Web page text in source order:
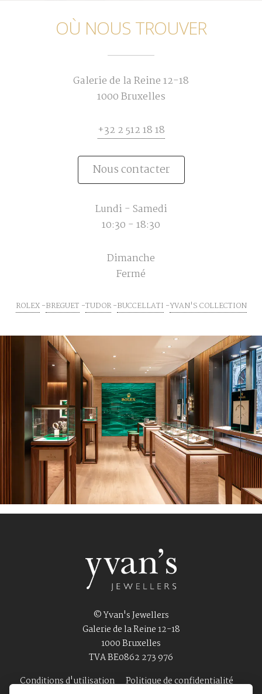
OÙ NOUS TROUVER
Galerie de la Reine 12-18
1000 Bruxelles
+32 2 512 18 18
Nous contacter
Lundi - Samedi
10:30 - 18:30
Dimanche
Fermé
ROLEX BREGUET TUDOR BUCCELLATI YVAN'S COLLECTION
© Yvan's Jewellers
Galerie de la Reine 12-18
1000 Bruxelles
TVA BE0862 273 976
Conditions d'utilisation
Politique de confidentialité